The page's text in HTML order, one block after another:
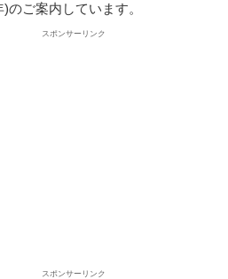
のご案内しています。
スポンサーリンク
スポンサーリンク